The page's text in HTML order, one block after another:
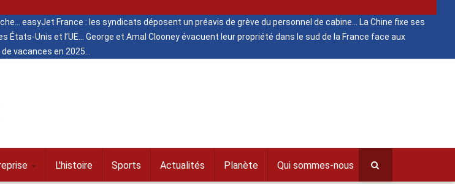
easyJet France : les syndicats déposent un préavis de grève du personnel de cabine
La Chine fixe ses
États-Unis et l’UE
George et Amal Clooney évacuent leur propriété dans le sud de la France face aux
de vacances en 2025
L'histoire Sports Actualités Planète Qui sommes-nous